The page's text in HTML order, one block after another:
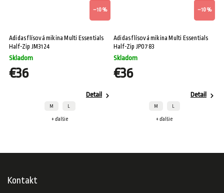
–10 %
Adidas flísová mikina Multi Essentials
Half-Zip JM3124
Skladom
€36
Detail
M L
+ ďalšie
–10 %
Adidas flísová mikina Multi Essentials
Half-Zip JP0783
Skladom
€36
Detail
M L
+ ďalšie
Kontakt